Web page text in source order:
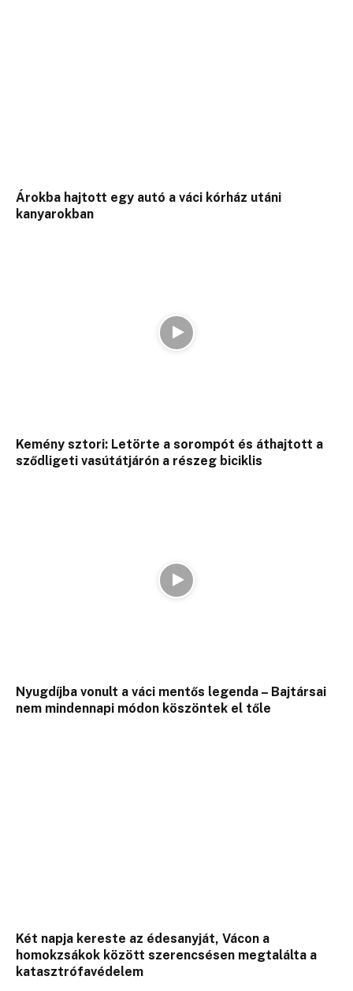
Árokba hajtott egy autó a váci kórház utáni
kanyarokban
Kemény sztori: Letörte a sorompót és áthajtott a
sződligeti vasútátjárón a részeg biciklis
Nyugdíjba vonult a váci mentős legenda – Bajtársai
nem mindennapi módon köszöntek el tőle
Két napja kereste az édesanyját, Vácon a
homokzsákok között szerencsésen megtalálta a
katasztrófavédelem